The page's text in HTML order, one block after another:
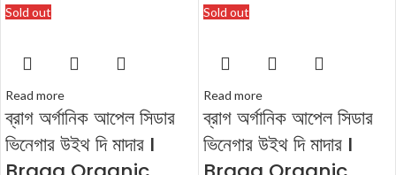
Sold out
Read more
ব্রাগ অর্গানিক আপেল সিডার
ভিনেগার উইথ দি মাদার I
Sold out
Read more
ব্রাগ অর্গানিক আপেল সিডার
ভিনেগার উইথ দি মাদার I